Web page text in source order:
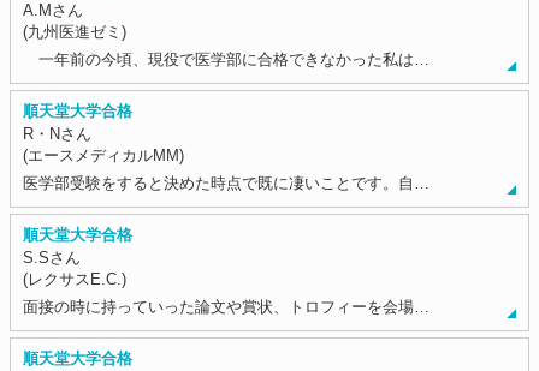
A.Mさん
(九州医進ゼミ)
一年前の今頃、現役で医学部に合格できなかった私は…
順天堂大学合格
R・Nさん
(エースメディカルMM)
医学部受験をすると決めた時点で既に凄いことです。自…
順天堂大学合格
S.Sさん
(レクサスE.C.)
面接の時に持っていった論文や賞状、トロフィーを会場…
順天堂大学合格